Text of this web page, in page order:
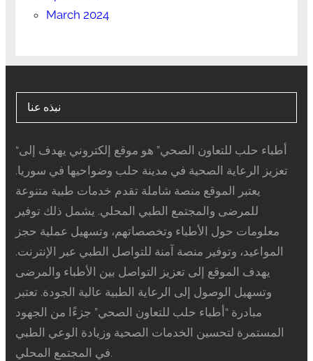
March 2024
نبذه عنا
“أطباء حلب للتعاون الصحي” هو موقع إلكتروني يهدف إلى
تعزيز الرعاية الصحية في مدينة حلب وضواحيها في سوريا.
يعتبر الموقع منصة شاملة تقدم خدمات طبية متنوعة
للمرضى والمجتمع الطبي المحلي. يشمل ذلك توفير
معلومات حول الأطباء وتخصصاتهم، وتسهيل عملية حجز
المواعيد، وتوفير منصة آمنة للتواصل الطبي عبر الإنترنت.
يهدف الموقع إلى تعزيز التواصل بين الأطباء والمرضى
وتسهيل الوصول إلى الرعاية الطبية عالية الجودة. تعتبر
مبادرة “أطباء حلب للتعاون الصحي” جزءًا من الجهود
المستمرة لتحسين الخدمات الصحية وزيادة الوعي الطبي
في المجتمع المحلي.